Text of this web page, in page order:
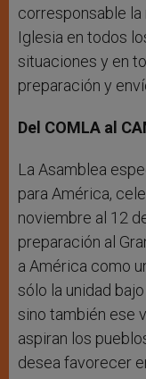
corresponsable la
Iglesia en todos
situaciones y en
preparación y
Del COMLA al
La Asamblea
para América,
noviembre al 12
preparación al
a América como
sólo la unidad
sino también ese
aspiran los
desea favorecer